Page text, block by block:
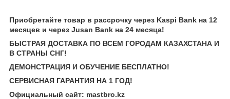
Приобретайте товар в рассрочку через Kaspi Bank на 12
месяцев и через Jusan Bank на 24 месяца!
БЫСТРАЯ ДОСТАВКА ПО ВСЕМ ГОРОДАМ КАЗАХСТАНА И
В СТРАНЫ СНГ!
ДЕМОНСТРАЦИЯ И ОБУЧЕНИЕ БЕСПЛАТНО!
СЕРВИСНАЯ ГАРАНТИЯ НА 1 ГОД!
Официальный сайт: mastbro.kz